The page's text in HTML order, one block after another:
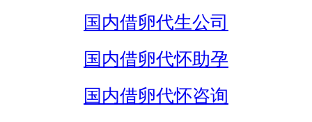
国内借卵代生公司
国内借卵代怀助孕
国内借卵代怀咨询